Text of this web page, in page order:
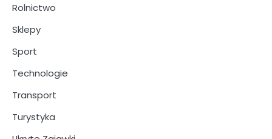
Rolnictwo
Sklepy
Sport
Technologie
Transport
Turystyka